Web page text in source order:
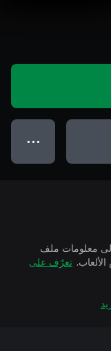
● ● ●
إلى معلومات ملف
تعرّف على